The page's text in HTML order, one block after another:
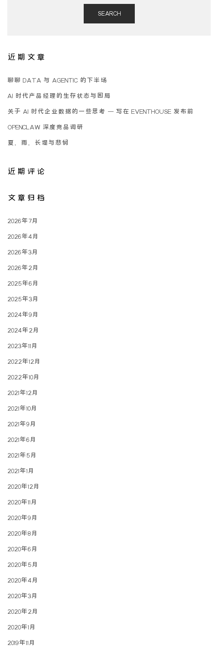
SEARCH
近期文章
聊聊 DATA 与 AGENTIC 的下半场
AI 时代产品经理的生存状态与困局
关于 AI 时代企业数据的一些思考 – 写在 EVENTHOUSE 发布前
OPENCLAW 深度竞品调研
夏，雨，长堤与悲悯
近期评论
文章归档
2026年7月
2026年4月
2026年3月
2026年2月
2025年6月
2025年3月
2024年9月
2024年2月
2023年11月
2022年12月
2022年10月
2021年12月
2021年10月
2021年9月
2021年6月
2021年5月
2021年1月
2020年12月
2020年11月
2020年9月
2020年8月
2020年6月
2020年5月
2020年4月
2020年3月
2020年2月
2020年1月
2019年11月